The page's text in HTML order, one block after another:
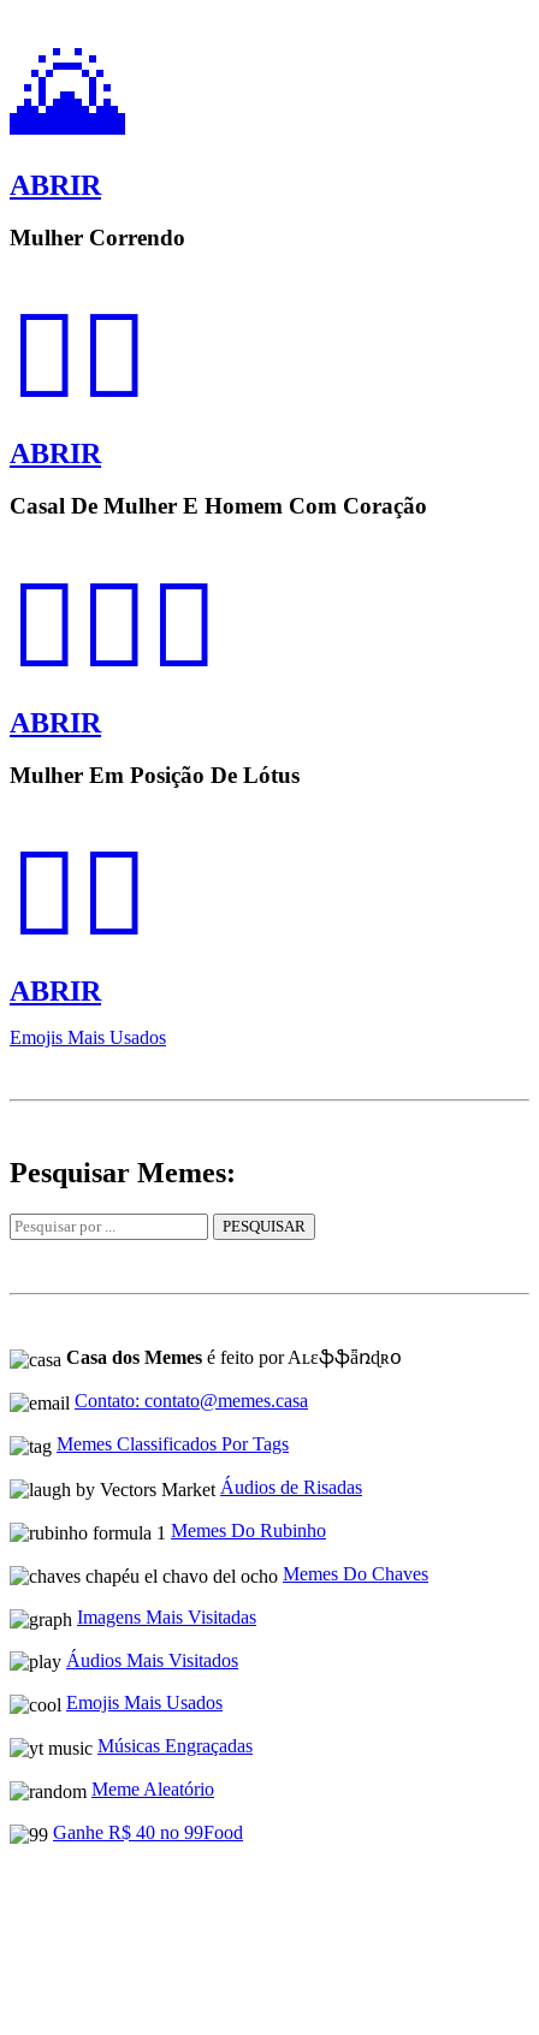
🌄
ABRIR
Mulher Correndo
🏃‍♀️
ABRIR
Casal De Mulher E Homem Com Coração
👩‍❤️‍👨
ABRIR
Mulher Em Posição De Lótus
🧘‍♀️
ABRIR
Emojis Mais Usados
Pesquisar Memes:
Casa dos Memes é feito por Aʟɛֆֆǟռɖʀօ
Contato: contato@memes.casa
Memes Classificados Por Tags
Áudios de Risadas
Memes Do Rubinho
Memes Do Chaves
Imagens Mais Visitadas
Áudios Mais Visitados
Emojis Mais Usados
Músicas Engraçadas
Meme Aleatório
Ganhe R$ 40 no 99Food